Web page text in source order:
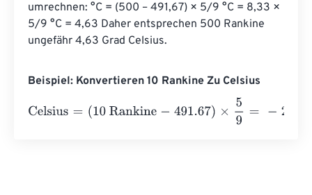
umrechnen: °C = (500 – 491,67) × 5/9 °C = 8,33 ×
5/9 °C = 4,63 Daher entsprechen 500 Rankine
ungefähr 4,63 Grad Celsius.
Beispiel: Konvertieren 10 Rankine Zu Celsius
Celsius
10 Rankine -491.67 ×59 -267.5944444 Celsius